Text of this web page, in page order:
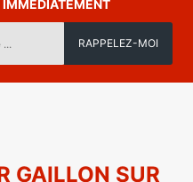
IMMEDIATEMENT
GAILLON SUR